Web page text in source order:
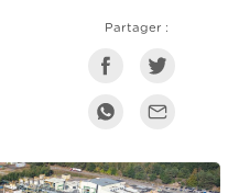
Partager :